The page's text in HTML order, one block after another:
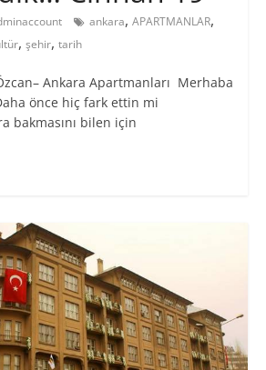
ankara, APARTMANLAR,
, şehir, tarih
Ankara Apartmanları ​Merhaba
önce hiç fark ettin mi
bakmasını bilen için